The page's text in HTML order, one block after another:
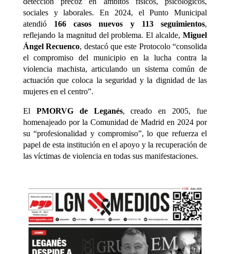
sociales y laborales. En 2024, el Punto Municipal
atendió 166 casos nuevos y 113 seguimientos,
reflejando la magnitud del problema. El alcalde,Miguel
Ángel Recuenco, destacó que este Protocolo “consolida
el compromiso del municipio en la lucha contra la
violencia machista, articulando un sistema común de
actuación que coloca la seguridad y la dignidad de las
mujeres en el centro”.
El PMORVG de Leganés, creado en 2005, fue
homenajeado por la Comunidad de Madrid en 2024 por
su “profesionalidad y compromiso”, lo que refuerza el
papel de esta institución en el apoyo y la recuperación de
las víctimas de violencia en todas sus manifestaciones.